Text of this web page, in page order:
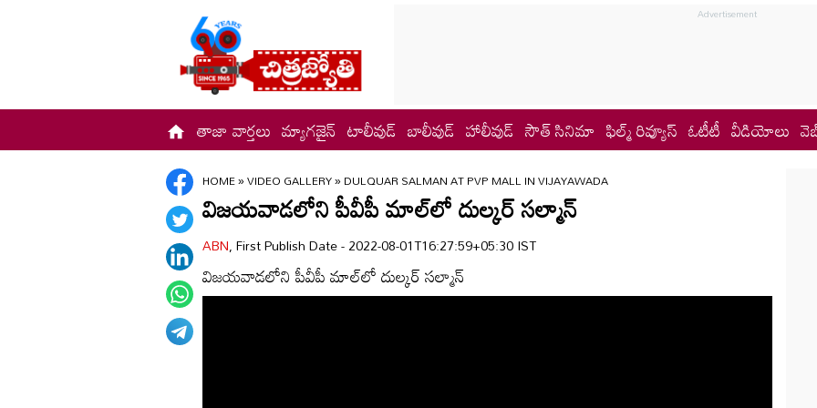
తాజా వార్తలు మ్యాగజైన్ టాలీవుడ్ బాలీవుడ్ హాలీవుడ్ సౌత్ సినిమా ఫిల్మ్ రివ్యూస్ ఓటీటీ వీడియోలు
HOME»VIDEO GALLERY»DULQUAR SALMAN AT PVP MALL IN VIJAYAWADA
విజయవాడలోని పీవీపీ మాల్‌లో దుల్కర్ సల్మాన్
ABN, First Publish Date - 2022-08-01T16:27:59+05:30 IST
విజయవాడలోని పీవీపీ మాల్‌లో దుల్కర్ సల్మాన్